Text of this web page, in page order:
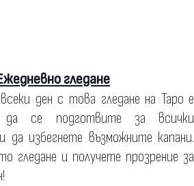
гледане
ден с това гледане на Таро е
да се подготвите за всички
избегнете възможните капани.
гледане и получете прозрение за